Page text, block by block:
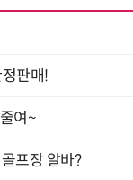
판매!
여~
프장 알바?